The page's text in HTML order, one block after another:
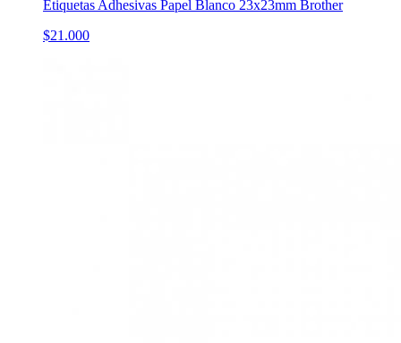
Etiquetas Adhesivas Papel Blanco 23x23mm Brother
$21.000